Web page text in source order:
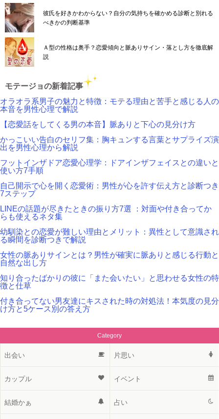
彼氏を好きかわからない？自分の気持ちを確かめる診断と別れる
べきかの判断基準
Ａ型の性格は奥手？恋愛傾向と脈ありサイン・落とし方を徹底解
説
モテージョの新着記事
オラオラ系男子の魅力と特徴：モテる理由と苦手と感じる人の
本音を男性心理で解説
【恋愛話をしてくる男の本音】脈ありと下心の見分け方
かっこいい告白のセリフ集：胸キュンする言葉とサプライズ演
出を男性心理から解説
フットインザドア恋愛心理学：ドアインザフェイスとの違いと
使い方7手順
自己開示で心を開く恋愛術：男性が心を許す伝え方と診断つき
7ステップ
LINEの話題が尽きたときの振り方7選 ：対面や付き合ってか
らも使えるネタ集
幼馴染との恋愛が難しい理由とメリット：異性として意識され
る瞬間を診断つきで解説
女性の脈ありサインとは？男性が確実に脈ありと感じる行動と
自然な出し方
知り合ったばかりの彼に「また会いたい」と思わせる女性の特
徴と仕草
付き合ってない男友達にキスされた時の対処法！本気度の見分
け方と5ケース別の答え方
Category
出会い 片思い
カップル イベント
結婚かぁ 占い